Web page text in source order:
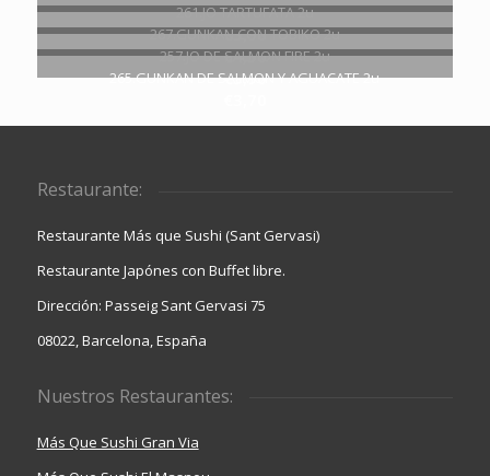
261.JO TARTUFATA 2u
€3,90
267.GUNKAN CON TOBIKO 2u
€4,50
257.JO DE SALMON FIRE 2u
€3,90
265.GUNKAN DE SALMON Y AGUACATE 2u
Restaurante:
Restaurante Más que Sushi (Sant Gervasi)
Restaurante Japónes con Buffet libre.
Dirección: Passeig Sant Gervasi 75
08022, Barcelona, España
Nuestros Restaurantes:
Más Que Sushi Gran Via